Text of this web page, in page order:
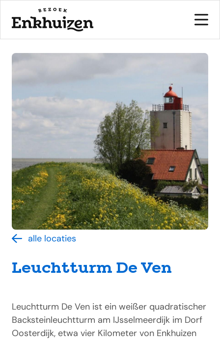
naar de inhoud
alle locaties
Leuchtturm De Ven
Leuchtturm De Ven ist ein weißer quadratischer
Backsteinleuchtturm am IJsselmeerdijk im Dorf
Oosterdijk, etwa vier Kilometer von Enkhuizen